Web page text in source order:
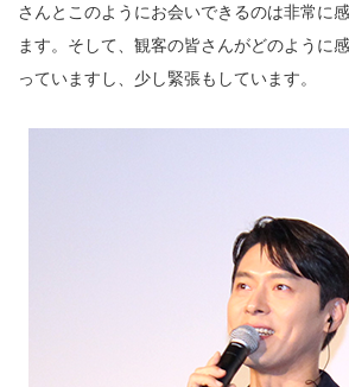
さんとこのようにお会いできるのは非常に
ます。そして、観客の皆さんがどのように
っていますし、少し緊張もしています。